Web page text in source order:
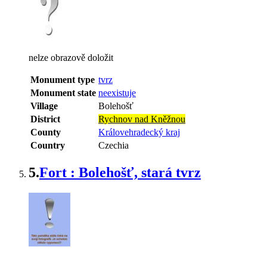
nelze obrazově doložit
Monument type tvrz
Monument state neexistuje
Village
Bolehošť
District
Rychnov nad Kněžnou
County
Královehradecký kraj
Country
Czechia
5.Fort : Bolehošť, stará tvrz